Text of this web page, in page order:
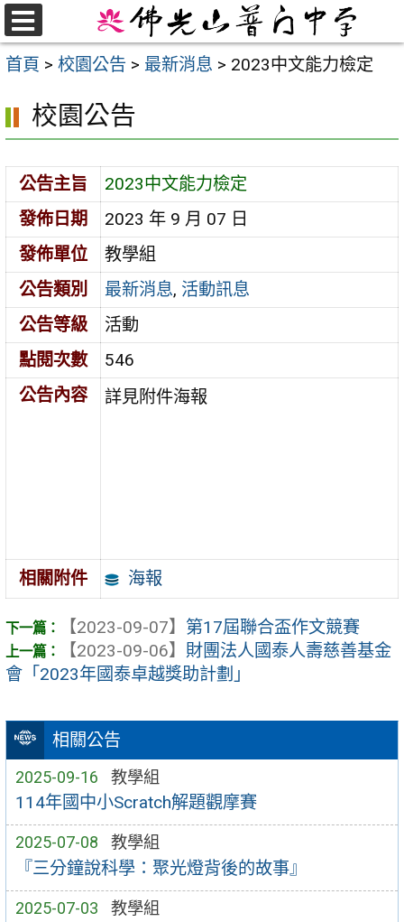
跳
至
主首頁 > 校園公告 > 最新消息 > 2023中文能力檢定
相關公告
2025-09-16 教學組
114年國中小Scratch解題觀摩賽
2025-07-08 教學組
『三分鐘說科學：聚光燈背後的故事』
2025-07-03 教學組
校園公告
公告主旨
2023中文能力檢定
發佈日期
2023 年 9 月 07 日
發佈單位
教學組
公告類別
最新消息, 活動訊息
公告等級
活動
點閱次數
546
公告內容
詳見附件海報
相關附件 海報
【2023-09-07】 第17屆聯合盃作文競賽
【2023-09-06】 財團法人國泰人壽慈善基金
會「2023年國泰卓越獎助計劃」
選
單